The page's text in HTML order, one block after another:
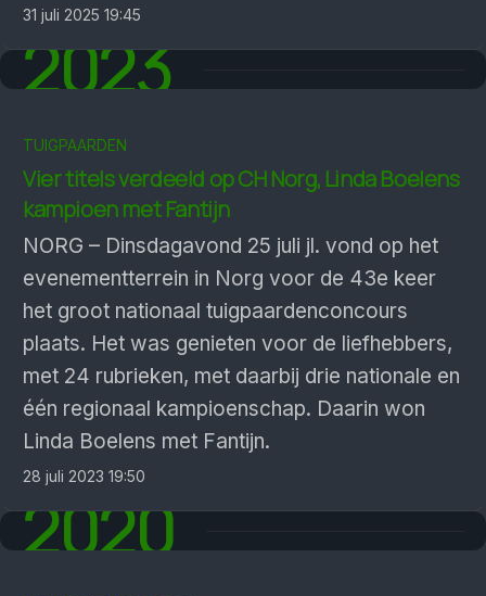
31 juli 2025 19:45
2023
TUIGPAARDEN
Vier titels verdeeld op CH Norg, Linda Boelens
kampioen met Fantijn
NORG – Dinsdagavond 25 juli jl. vond op het
evenementterrein in Norg voor de 43e keer
het groot nationaal tuigpaardenconcours
plaats. Het was genieten voor de liefhebbers,
met 24 rubrieken, met daarbij drie nationale en
één regionaal kampioenschap. Daarin won
Linda Boelens met Fantijn.
28 juli 2023 19:50
2020